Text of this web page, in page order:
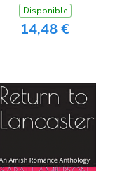
Disponible
14,48 €